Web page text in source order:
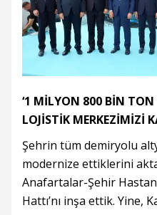
‘1 MİLYON 800 BİN
LOJİSTİK MERKEZİMİZİ
Şehrin tüm demiryolu
modernize ettiklerini
Anafartalar-Şehir
Hattı’nı inşa ettik. Yine,